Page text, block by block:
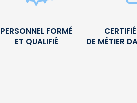
PERSONNEL FORMÉ
ET QUALIFIÉ
DE MÉTIER